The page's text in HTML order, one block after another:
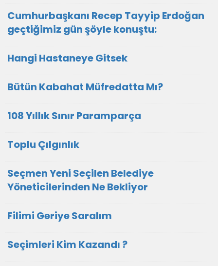
Cumhurbaşkanı Recep Tayyip Erdoğan
geçtiğimiz gün şöyle konuştu:
Hangi Hastaneye Gitsek
Bütün Kabahat Müfredatta Mı?
108 Yıllık Sınır Paramparça
Toplu Çılgınlık
Seçmen Yeni Seçilen Belediye
Yöneticilerinden Ne Bekliyor
Filimi Geriye Saralım
Seçimleri Kim Kazandı ?